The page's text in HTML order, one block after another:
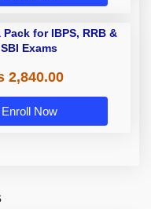
Pack for IBPS, RRB &
SBI Exams
2,840.00
Enroll Now